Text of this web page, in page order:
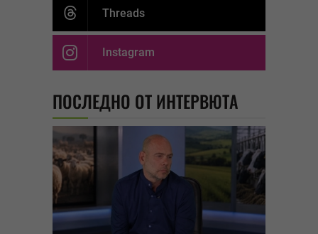
Threads
Instagram
ПОСЛЕДНО ОТ ИНТЕРВЮТА